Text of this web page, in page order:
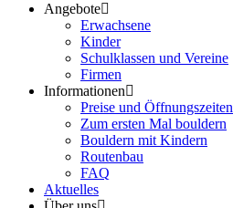
Angebote
Erwachsene
Kinder
Schulklassen und Vereine
Firmen
Informationen
Preise und Öffnungszeiten
Zum ersten Mal bouldern
Bouldern mit Kindern
Routenbau
FAQ
Aktuelles